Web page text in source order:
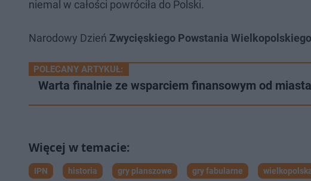
niemal w całości powróciła do Polski.
Narodowy Dzień Zwycięskiego Powstania
POLECANY ARTYKUŁ:
Warta finalnie ze wsparciem finansowym od
IPN historia gry planszowe gry fabularne